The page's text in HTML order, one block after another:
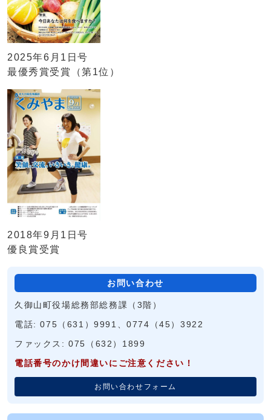
2025年6月1日号
最優秀賞受賞（第1位）
2018年9月1日号
優良賞受賞
お問い合わせ
久御山町役場総務部総務課（3階）
電話: 075（631）9991、0774（45）3922
ファックス: 075（632）1899
電話番号のかけ間違いにご注意ください！
お問い合わせフォーム